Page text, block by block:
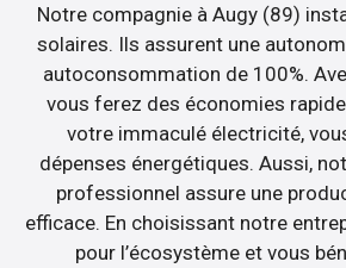
Notre compagnie à Augy (89)
solaires. Ils assurent une
autoconsommation de 100%.
vous ferez des économies
votre immaculé électricité,
dépenses énergétiques. Aussi,
professionnel assure une
efficace. En choisissant notre
pour l’écosystème et vous